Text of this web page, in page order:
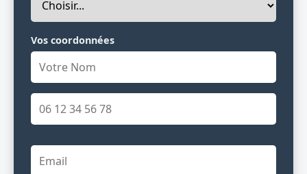
Vos coordonnées